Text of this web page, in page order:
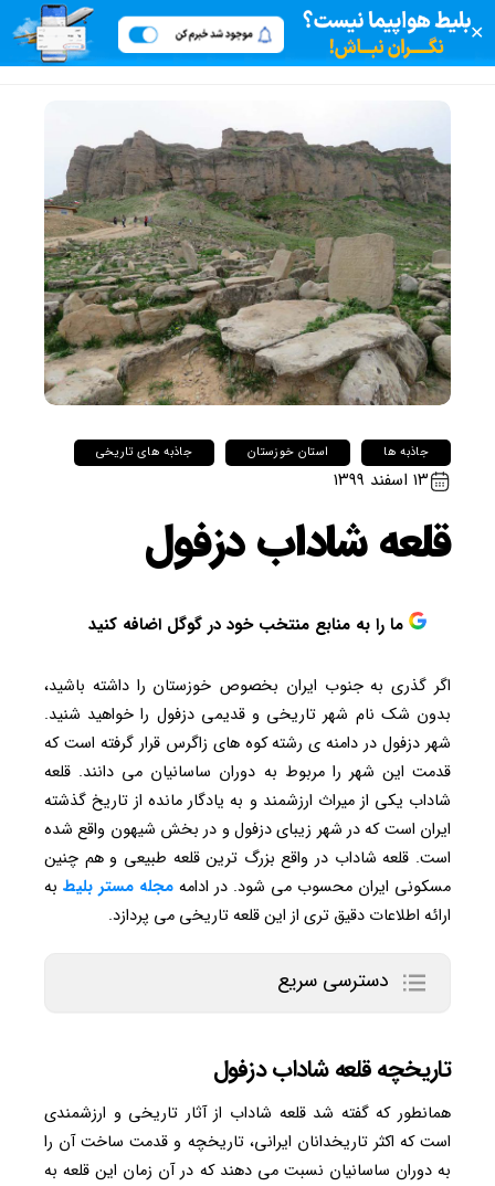
✕
جاذبه ها استان خوزستان جاذبه های تاریخی
۱۳ اسفند ۱۳۹۹
قلعه شاداب دزفول
ما را به منابع منتخب خود در گوگل اضافه کنید
اگر گذری به جنوب ایران بخصوص خوزستان را داشته باشید،
بدون شک نام شهر تاریخی و قدیمی دزفول را خواهید شنید.
شهر دزفول در دامنه ی رشته کوه های زاگرس قرار گرفته است که
قدمت این شهر را مربوط به دوران ساسانیان می دانند. قلعه
شاداب یکی از میراث ارزشمند و به یادگار مانده از تاریخ گذشته
ایران است که در شهر زیبای دزفول و در بخش شیهون واقع شده
است. قلعه شاداب در واقع بزرگ ترین قلعه طبیعی و هم چنین
مسکونی ایران محسوب می شود. در ادامه مجله مستر بلیط به
ارائه اطلاعات دقیق تری از این قلعه تاریخی می پردازد.
دسترسی سریع
تاریخچه قلعه شاداب دزفول
همانطور که گفته شد قلعه شاداب از آثار تاریخی و ارزشمندی
است که اکثر تاریخدانان ایرانی، تاریخچه و قدمت ساخت آن را
به دوران ساسانیان نسبت می دهند که در آن زمان این قلعه به